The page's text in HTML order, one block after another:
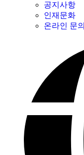
공지사항
인재문화
온라인 문의